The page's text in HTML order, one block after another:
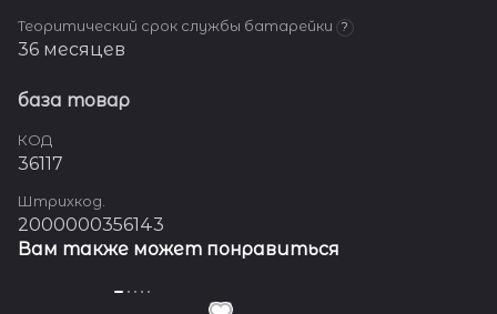
Теоритический срок службы батарейки ?
36 месяцев
база товар
КОД
36117
Штрихкод.
2000000356143
Вам также может понравиться